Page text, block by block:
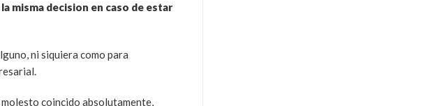
misma decision en caso de estar
ni siquiera como para
coincido absolutamente,